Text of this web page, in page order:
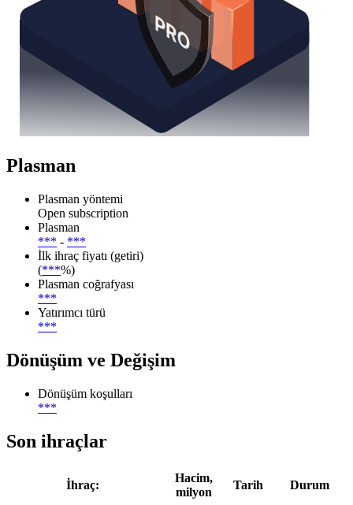
Plasman
Plasman yöntemi
Open subscription
Plasman
*** - ***
İlk ihraç fiyatı (getiri)
(***%)
Plasman coğrafyası
***
Yatırımcı türü
***
Dönüşüm ve Değişim
Dönüşüm koşulları
***
Son ihraçlar
İhraç:
Hacim,
milyon
Tarih
Durum